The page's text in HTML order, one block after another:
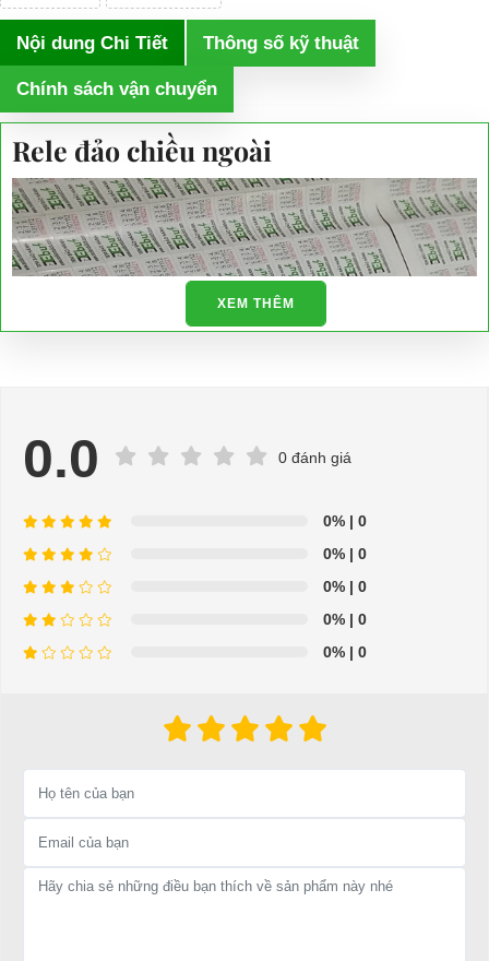
Nội dung Chi Tiết Thông số kỹ thuật
Chính sách vận chuyển
Rele đảo chiều ngoài
Để được tư vấn thêm về cách sử dụng xe ô tô điện để tăng tuổi thọ
cho xe hoặc có vấn đề gì cần được hỗ trợ, quý khách vui lòng liên
LIÊN HỆ CÔNG TY:
Đại Cường
XEM THÊM
0.0 0 đánh giá
0% | 0
0% | 0
0% | 0
0% | 0
0% | 0